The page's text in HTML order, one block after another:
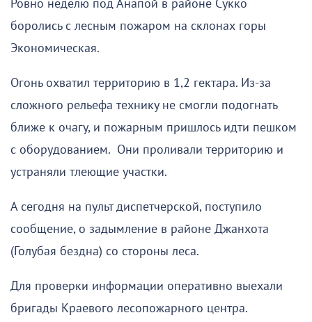
Ровно неделю под Анапой в районе Сукко
боролись с лесным пожаром на склонах горы
Экономическая.
Огонь охватил территорию в 1,2 гектара. Из-за
сложного рельефа технику не смогли подогнать
ближе к очагу, и пожарным пришлось идти пешком
с оборудованием. Они проливали территорию и
устраняли тлеющие участки.
А сегодня на пульт диспетчерской, поступило
сообщение, о задымление в районе Джанхота
(Голубая бездна) со стороны леса.
Для проверки информации оперативно выехали
бригады Краевого лесопожарного центра.